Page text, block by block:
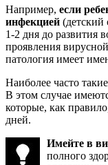
Например, если
инфекцией (детский
1-2 дня до развития
проявления
патология имеет
Наиболее часто
В этом случае
которые, как
дней.
Имейте в
полного